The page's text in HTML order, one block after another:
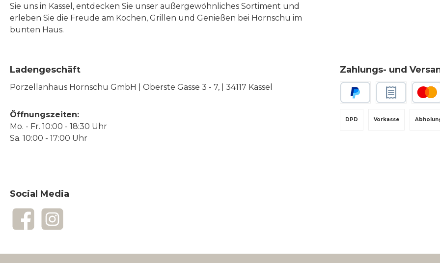
Sie uns in Kassel, entdecken Sie unser außergewöhnliches Sortiment und
erleben Sie die Freude am Kochen, Grillen und Genießen bei Hornschu im
bunten Haus.
Ladengeschäft
Porzellanhaus Hornschu GmbH | Oberste Gasse 3 - 7, | 34117 Kassel
Öffnungszeiten:
Mo. - Fr. 10:00 - 18:30 Uhr
Sa. 10:00 - 17:00 Uhr
Zahlungs- und
Vorkasse
DPD
Social Media
FacebookInstagram